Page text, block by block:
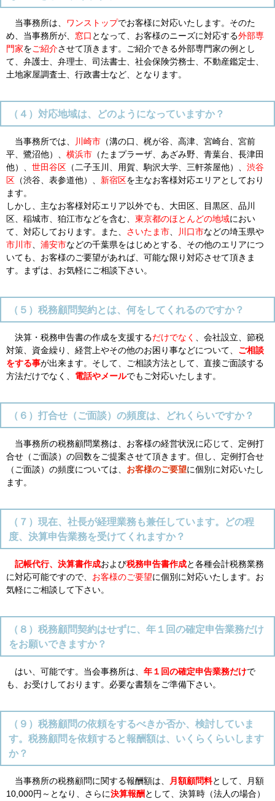
当事務所は、 ワンストップでお客様に対応いたします。そのた
め、当事務所が、 窓口 となって、お客様のニーズに対応する外部専
門家をご紹介させて頂きます。ご紹介できる外部専門家の例とし
て、弁護士、弁理士、司法書士、社会保険労務士、不動産鑑定士、
土地家屋調査士、行政書士など、となります。
（４）対応地域は、どのようになっていますか？
当事務所では、 川崎市 （溝の口、梶が谷、高津、宮崎台、宮前
平、鷺沼他）、 横浜市 （たまプラーザ、あざみ野、青葉台、長津田
他）、 世田谷区 （二子玉川、用賀、駒沢大学、三軒茶屋他）、 渋谷
区 （渋谷、表参道他）、 新宿区を主なお客様対応エリアとしており
ます。
しかし、主なお客様対応エリア以外でも、大田区、目黒区、品川
区、稲城市、狛江市などを含む、 東京都のほとんどの地域におい
て、対応しております。また、 さいたま市 川口市などの埼玉県や
市川市
浦安市などの千葉県をはじめとする、その他のエリアにつ
いても、お客様のご要望があれば、可能な限り対応させて頂きま
す。まずは、お気軽にご相談下さい。
（５）税務顧問契約とは、何をしてくれるのですか？
決算・税務申告書の作成を支援するだけでなく 、会社設立、節税
対策、資金繰り、経営上やその他のお困り事などについて、 ご相談
をする事が出来ます。そして、ご相談方法として、直接ご面談する
方法だけでなく、 電話やメールでもご対応いたします。
（６）打合せ（ご面談）の頻度は、どれくらいですか？
当事務所の税務顧問業務は、お客様の経営状況に応じて、定例打
合せ（ご面談）の回数をご提案させて頂きます。但し、定例打合せ
（ご面談）の頻度については、 お客様のご要望に個別に対応いたし
ます。
（７）現在、社長が経理業務も兼任しています。どの程
度、決算申告業務を受けてくれますか？
記帳代行、決算書作成および税務申告書作成と各種会計税務業務
に対応可能ですので、 お客様のご要望に個別に対応いたします。お
気軽にご相談して下さい。
（８）税務顧問契約はせずに、年１回の確定申告業務だけ
をお願いできますか？
はい、可能です。当会事務所は、 年１回の確定申告業務だけで
も、お受けしております。必要な書類をご準備下さい。
（９）税務顧問の依頼をするべきか否か、検討していま
す。税務顧問を依頼すると報酬額は、いくらくらいします
か？
当事務所の税務顧問に関する報酬額は、 月額顧問料として、月額
10,000円～となり、さらに決算報酬として、決算時（法人の場合）